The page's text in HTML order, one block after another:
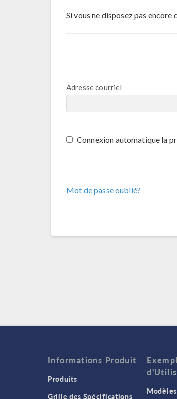
Si vous ne disposez pas
Adresse courriel
Connexion automatique la
Mot de passe oublié?
Informations Produit
Produits
Grille des Spécifications